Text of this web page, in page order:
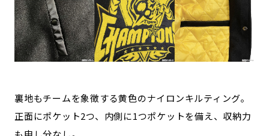
裏地もチームを象徴する黄色のナイロンキルティング。
正面にポケット2つ、内側に1つポケットを備え、収納力